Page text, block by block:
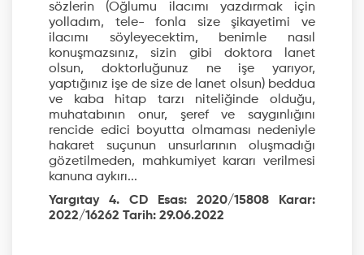
sözlerin (Oğlumu ilacımı yazdırmak için
yolladım, tele- fonla size şikayetimi ve
ilacımı söyleyecektim, benimle nasıl
konuşmazsınız, sizin gibi doktora lanet
olsun, doktorluğunuz ne işe yarıyor,
yaptığınız işe de size de lanet olsun) beddua
ve kaba hitap tarzı niteliğinde olduğu,
muhatabının onur, şeref ve saygınlığını
rencide edici boyutta olmaması nedeniyle
hakaret suçunun unsurlarının oluşmadığı
gözetilmeden, mahkumiyet kararı verilmesi
kanuna aykırı...
Yargıtay 4. CD Esas: 2020/15808 Karar:
2022/16262 Tarih: 29.06.2022